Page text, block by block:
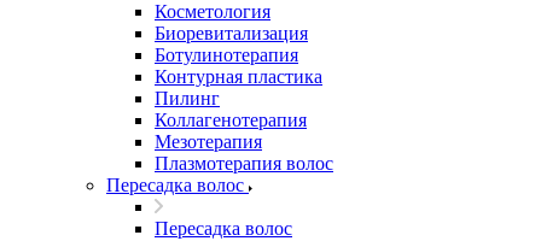
Косметология
Биоревитализация
Ботулинотерапия
Контурная пластика
Пилинг
Коллагенотерапия
Мезотерапия
Плазмотерапия волос
Пересадка волос
Пересадка волос